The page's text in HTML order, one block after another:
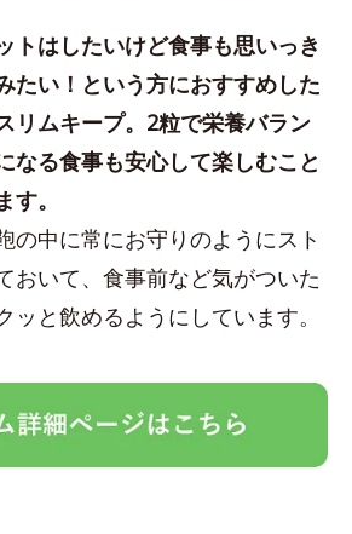
トはしたいけど食事も思いっき
たい！という方におすすめした
リムキープ。2粒で栄養バラン
なる食事も安心して楽しむこと
す。
の中に常にお守りのようにスト
おいて、食事前など気がついた
ッと飲めるようにしています。